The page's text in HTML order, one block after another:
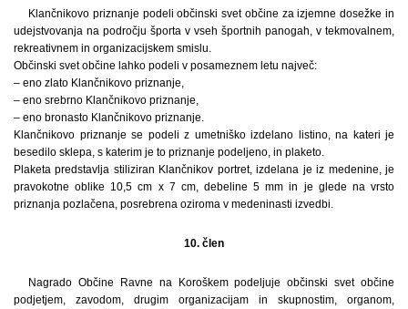
Klančnikovo priznanje podeli občinski svet občine za izjemne dosežke in
udejstvovanja na področju športa v vseh športnih panogah, v tekmovalnem,
rekreativnem in organizacijskem smislu.
Občinski svet občine lahko podeli v posameznem letu največ:
– eno zlato Klančnikovo priznanje,
– eno srebrno Klančnikovo priznanje,
– eno bronasto Klančnikovo priznanje.
Klančnikovo priznanje se podeli z umetniško izdelano listino, na kateri je
besedilo sklepa, s katerim je to priznanje podeljeno, in plaketo.
Plaketa predstavlja stiliziran Klančnikov portret, izdelana je iz medenine, je
pravokotne oblike 10,5 cm x 7 cm, debeline 5 mm in je glede na vrsto
priznanja pozlačena, posrebrena oziroma v medeninasti izvedbi.
10. člen
Nagrado Občine Ravne na Koroškem podeljuje občinski svet občine
podjetjem, zavodom, drugim organizacijam in skupnostim, organom,